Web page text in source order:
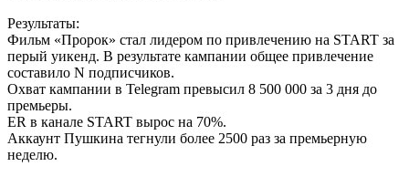
Результаты:
Фильм «Пророк» стал лидером по привлечению на START за
перый уикенд. В результате кампании общее привлечение
составило N подписчиков.
Охват кампании в Telegram превысил 8 500 000 за 3 дня до
премьеры.
ER в канале START вырос на 70%.
Аккаунт Пушкина тегнули более 2500 раз за премьерную
неделю.